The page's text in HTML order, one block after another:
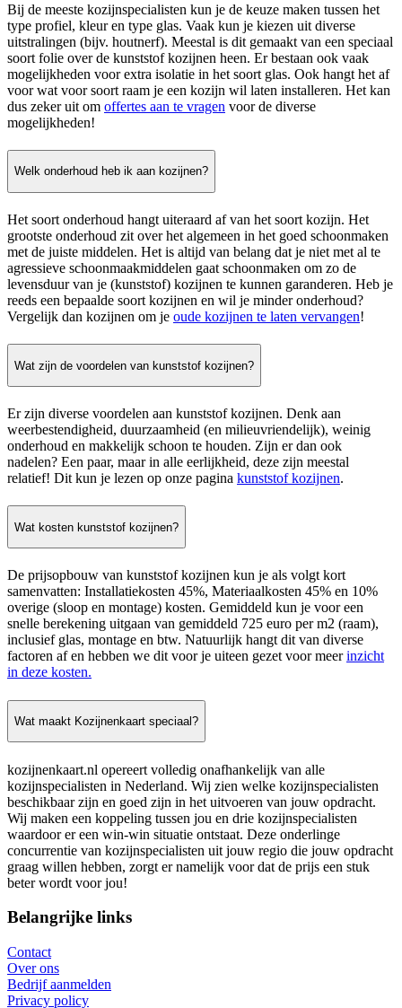
Bij de meeste kozijnspecialisten kun je de keuze maken tussen het
type profiel, kleur en type glas. Vaak kun je kiezen uit diverse
uitstralingen (bijv. houtnerf). Meestal is dit gemaakt van een speciaal
soort folie over de kunststof kozijnen heen. Er bestaan ook vaak
mogelijkheden voor extra isolatie in het soort glas. Ook hangt het af
voor wat voor soort raam je een kozijn wil laten installeren. Het kan
dus zeker uit om offertes aan te vragen voor de diverse
mogelijkheden!
Welk onderhoud heb ik aan kozijnen?
Het soort onderhoud hangt uiteraard af van het soort kozijn. Het
grootste onderhoud zit over het algemeen in het goed schoonmaken
met de juiste middelen. Het is altijd van belang dat je niet met al te
agressieve schoonmaakmiddelen gaat schoonmaken om zo de
levensduur van je (kunststof) kozijnen te kunnen garanderen. Heb je
reeds een bepaalde soort kozijnen en wil je minder onderhoud?
Vergelijk dan kozijnen om je oude kozijnen te laten vervangen!
Wat zijn de voordelen van kunststof kozijnen?
Er zijn diverse voordelen aan kunststof kozijnen. Denk aan
weerbestendigheid, duurzaamheid (en milieuvriendelijk), weinig
onderhoud en makkelijk schoon te houden. Zijn er dan ook
nadelen? Een paar, maar in alle eerlijkheid, deze zijn meestal
relatief! Dit kun je lezen op onze pagina kunststof kozijnen.
Wat kosten kunststof kozijnen?
De prijsopbouw van kunststof kozijnen kun je als volgt kort
samenvatten: Installatiekosten 45%, Materiaalkosten 45% en 10%
overige (sloop en montage) kosten. Gemiddeld kun je voor een
snelle berekening uitgaan van gemiddeld 725 euro per m2 (raam),
inclusief glas, montage en btw. Natuurlijk hangt dit van diverse
factoren af en hebben we dit voor je uiteen gezet voor meerinzicht
in deze kosten.
Wat maakt Kozijnenkaart speciaal?
kozijnenkaart.nl opereert volledig onafhankelijk van alle
kozijnspecialisten in Nederland. Wij zien welke kozijnspecialisten
beschikbaar zijn en goed zijn in het uitvoeren van jouw opdracht.
Wij maken een koppeling tussen jou en drie kozijnspecialisten
waardoor er een win-win situatie ontstaat. Deze onderlinge
concurrentie van kozijnspecialisten uit jouw regio die jouw opdracht
graag willen hebben, zorgt er namelijk voor dat de prijs een stuk
beter wordt voor jou!
Belangrijke links
Contact
Over ons
Bedrijf aanmelden
Privacy policy